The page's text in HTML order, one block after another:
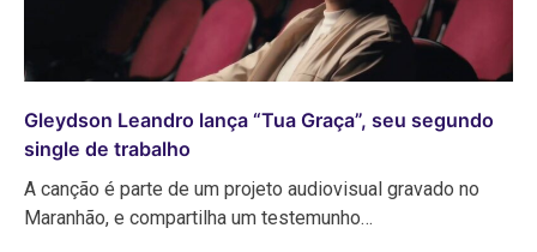
Gleydson Leandro lança “Tua Graça”, seu segundo
single de trabalho
A canção é parte de um projeto audiovisual gravado no
Maranhão, e compartilha um testemunho…